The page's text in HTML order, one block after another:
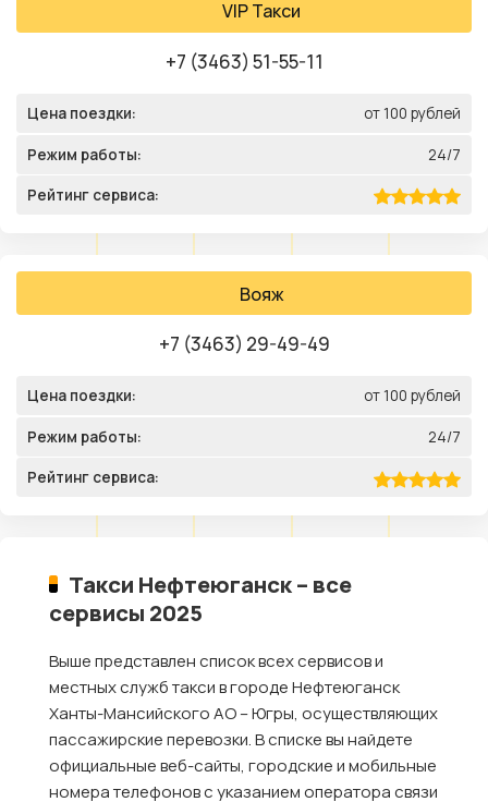
VIP Такси
+7 (3463) 51-55-11
Цена поездки: от 100 рублей
Режим работы: 24/7
Рейтинг сервиса:
Вояж
+7 (3463) 29-49-49
Цена поездки: от 100 рублей
Режим работы: 24/7
Рейтинг сервиса:
Такси Нефтеюганск – все
сервисы 2025
Выше представлен список всех сервисов и
местных служб такси в городе Нефтеюганск
Ханты-Мансийского АО – Югры, осуществляющих
пассажирские перевозки. В списке вы найдете
официальные веб-сайты, городские и мобильные
номера телефонов с указанием оператора связи